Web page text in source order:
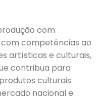
com
competências ao
artísticas e culturais,
contribua para
culturais
nacional e